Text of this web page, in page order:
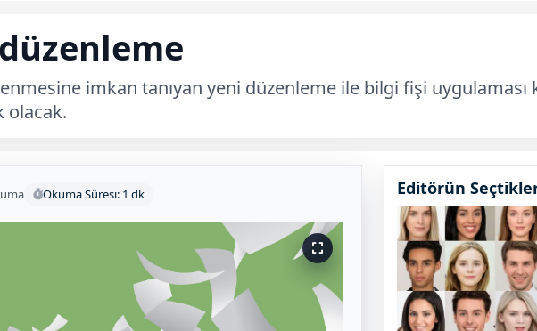
imkan tanıyan yeni düzenleme ile bilgi fişi uygulaması
olacak.
Okuma Süresi: 1 dk Editörün